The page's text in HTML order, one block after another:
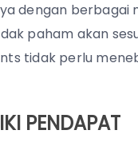
dengan
paham akan
tidak perlu
PENDAPAT